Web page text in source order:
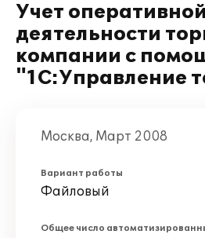
Учет оперативной
деятельности
компании с
"1С:Управление
Москва, Март 2008
Вариант работы
Файловый
Общее число